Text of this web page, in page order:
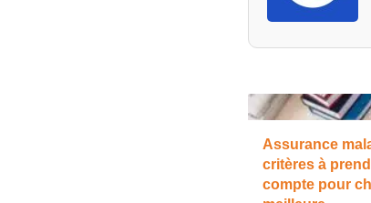
Assurance
critères à
compte pour